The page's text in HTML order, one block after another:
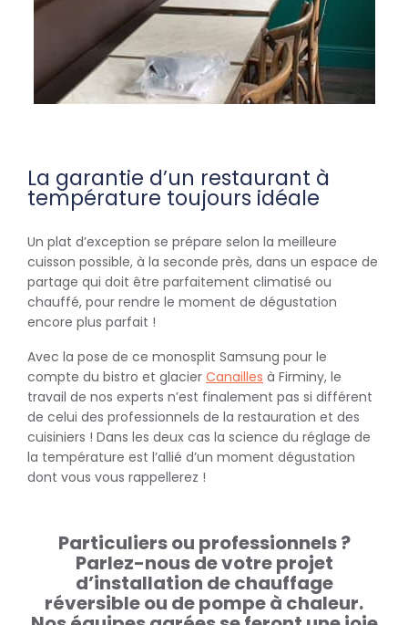
La garantie d’un restaurant à
température toujours idéale
Un plat d’exception se prépare selon la meilleure
cuisson possible, à la seconde près, dans un espace de
partage qui doit être parfaitement climatisé ou
chauffé, pour rendre le moment de dégustation
encore plus parfait !
Avec la pose de ce monosplit Samsung pour le
compte du bistro et glacier Canailles à Firminy, le
travail de nos experts n’est finalement pas si différent
de celui des professionnels de la restauration et des
cuisiniers ! Dans les deux cas la science du réglage de
la température est l’allié d’un moment dégustation
dont vous vous rappellerez !
Particuliers ou professionnels ?
Parlez-nous de votre projet
d’installation de chauffage
réversible ou de pompe à chaleur.